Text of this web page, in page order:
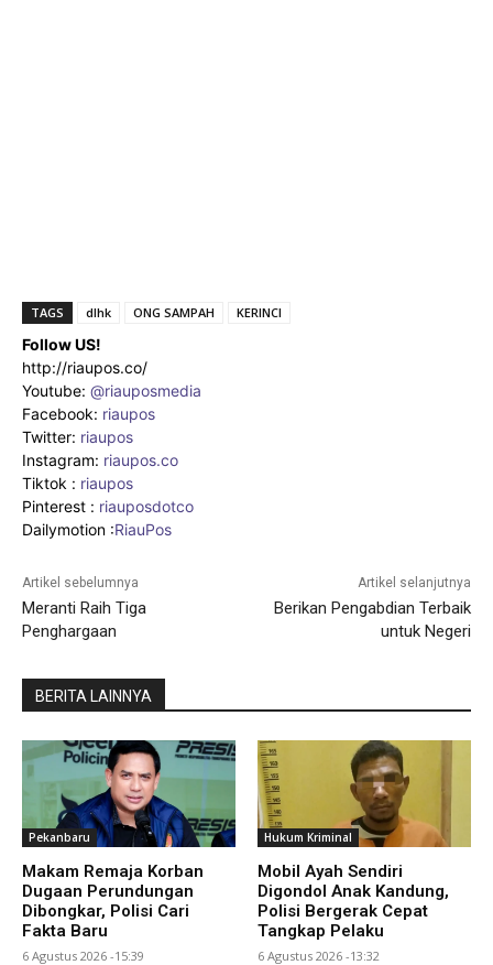
TAGS dlhk ONG SAMPAH KERINCI
Follow US!
http://riaupos.co/
Youtube: @riauposmedia
Facebook: riaupos
Twitter: riaupos
Instagram: riaupos.co
Tiktok : riaupos
Pinterest : riauposdotco
Dailymotion :RiauPos
Artikel sebelumnya
Meranti Raih Tiga
Penghargaan
Artikel selanjutnya
Berikan Pengabdian Terbaik
untuk Negeri
BERITA LAINNYA
Pekanbaru
Makam Remaja Korban
Dugaan Perundungan
Dibongkar, Polisi Cari
Fakta Baru
6 Agustus 2026 -15:39
Hukum Kriminal
Mobil Ayah Sendiri
Digondol Anak Kandung,
Polisi Bergerak Cepat
Tangkap Pelaku
6 Agustus 2026 -13:32